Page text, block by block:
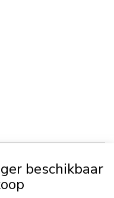
from another resort, you
beschikbaar